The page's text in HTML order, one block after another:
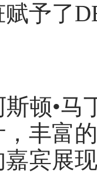
予了
顿•马
丰富
宾展